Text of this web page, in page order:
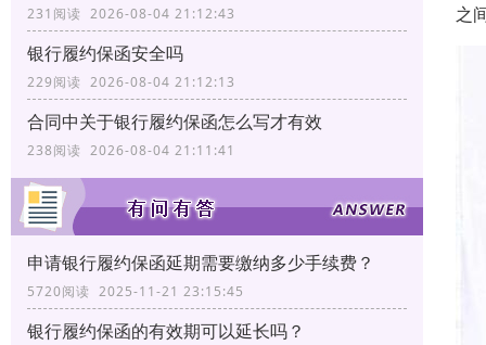
231阅读 2026-08-04 21:12:43
银行履约保函安全吗
229阅读 2026-08-04 21:12:13
合同中关于银行履约保函怎么写才有效
238阅读 2026-08-04 21:11:41
申请银行履约保函延期需要缴纳多少手续费？
5720阅读 2025-11-21 23:15:45
银行履约保函的有效期可以延长吗？
之